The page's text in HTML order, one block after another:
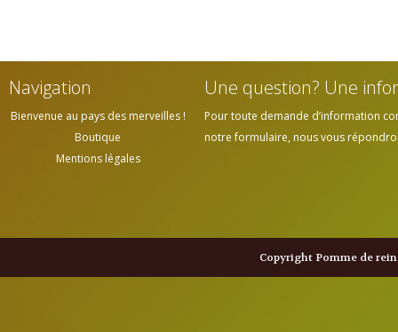
Navigation
Bienvenue au pays des merveilles !
Boutique
Mentions légales
Une question? Une
Pour toute demande d’information
notre formulaire, nous vous
Copyright Pomme de